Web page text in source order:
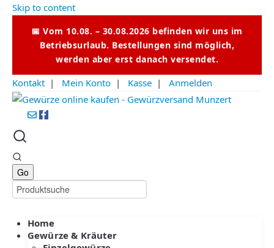
Skip to content
📅 Vom 10.08. – 30.08.2026 befinden wir uns im
Betriebsurlaub. Bestellungen sind möglich,
werden aber erst danach versendet.
Kontakt | Mein Konto | Kasse | Anmelden
Home
Gewürze & Kräuter